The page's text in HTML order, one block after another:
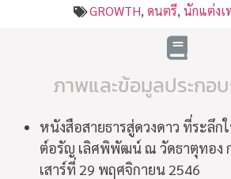
GROWTH, ดนตรี, นักแต่งเ
ภาพและข้อมูลประกอ
หนังสือสายธารสู่ดวงดาว ที่ระลึก
ต์อรัญ เลิศพิพัฒน์ ณ วัดธาตุทอง
เสาร์ที่ 29 พฤศจิกายน 2546